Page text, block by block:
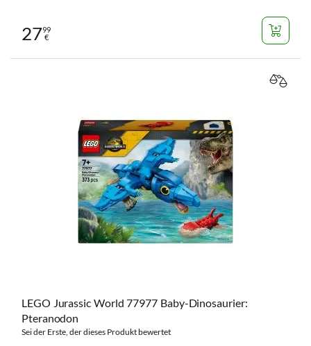
2799
€
LEGO Jurassic World 77977 Baby-Dinosaurier:
Pteranodon
Sei der Erste, der dieses Produkt bewertet